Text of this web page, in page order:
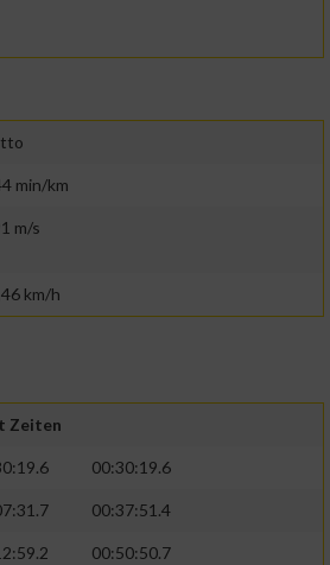
min/km
m/s
km/h
Zeiten
00:30:19.6
00:37:51.4
00:50:50.7